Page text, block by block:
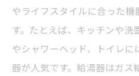
やライフスタイルに合った
す。たとえば、キッチンや
やシャワーヘッド、トイレ
器が人気です。給湯器はガス